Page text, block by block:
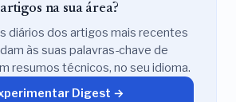
na sua área?
diários dos artigos mais recentes
às suas palavras-chave de
resumos técnicos, no seu idioma.
Digest →